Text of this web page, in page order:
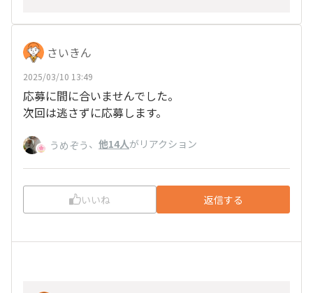
さいきん
2025/03/10 13:49
応募に間に合いませんでした。
次回は逃さずに応募します。
うめぞう 、 他14人がリアクション
いいね 返信する